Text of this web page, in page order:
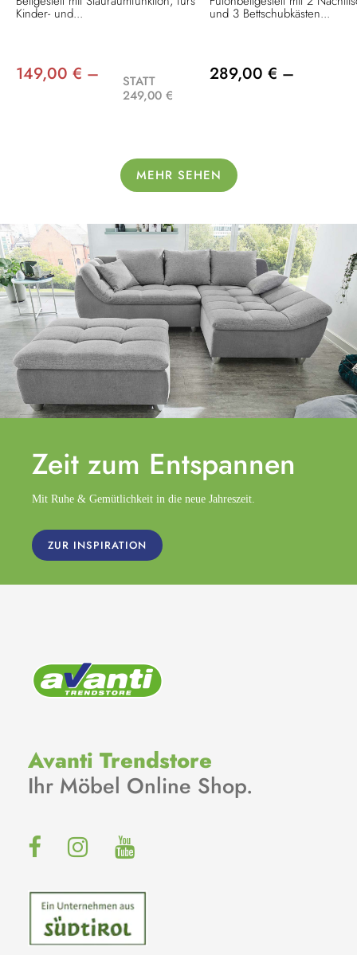
Kinder- und...
149,00 € –
STATT
249,00 €
und 3 Bettschubkästen...
289,00 € –
MEHR SEHEN
Zeit zum Entspannen
Mit Ruhe & Gemütlichkeit in die neue Jahreszeit.
ZUR INSPIRATION
Avanti Trendstore
Ihr Möbel Online Shop.